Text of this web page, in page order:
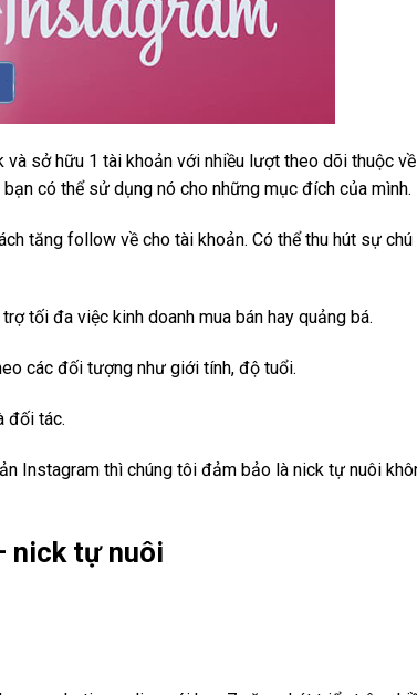
sở hữu 1 tài khoản với nhiều lượt theo dõi thuộc
có thể sử dụng nó cho những mục đích của mình.
tăng follow về cho tài khoản. Có thể thu hút sự chú
tối đa việc kinh doanh mua bán hay quảng bá.
các đối tượng như giới tính, độ tuổi.
đối tác.
Instagram thì chúng tôi đảm bảo là nick tự nuôi
nick tự nuôi